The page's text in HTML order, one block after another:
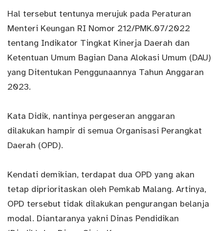
Hal tersebut tentunya merujuk pada Peraturan
Menteri Keungan RI Nomor 212/PMK.07/2022
tentang Indikator Tingkat Kinerja Daerah dan
Ketentuan Umum Bagian Dana Alokasi Umum (DAU)
yang Ditentukan Penggunaannya Tahun Anggaran
2023.
Kata Didik, nantinya pergeseran anggaran
dilakukan hampir di semua Organisasi Perangkat
Daerah (OPD).
Kendati demikian, terdapat dua OPD yang akan
tetap diprioritaskan oleh Pemkab Malang. Artinya,
OPD tersebut tidak dilakukan pengurangan belanja
modal. Diantaranya yakni Dinas Pendidikan